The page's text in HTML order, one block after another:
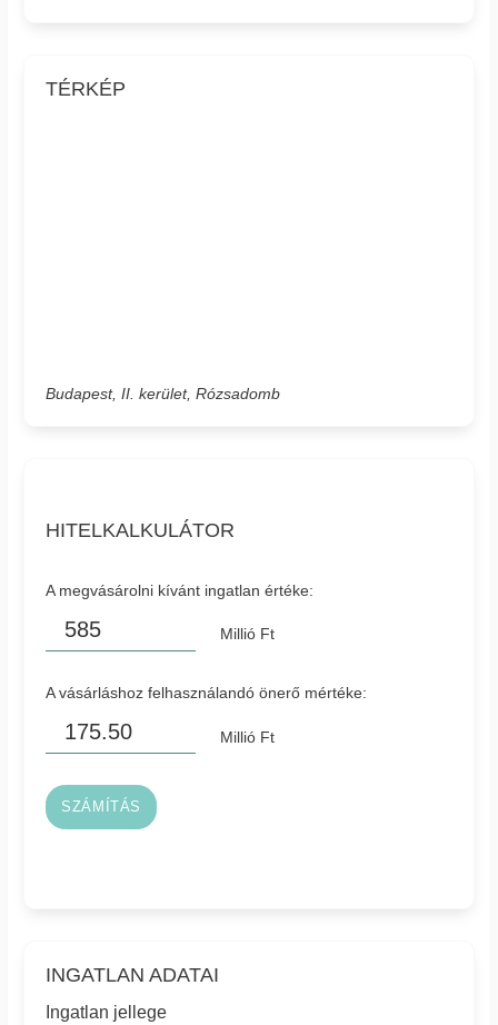
TÉRKÉP
Budapest, II. kerület, Rózsadomb
HITELKALKULÁTOR
A megvásárolni kívánt ingatlan értéke:
Millió Ft
A vásárláshoz felhasználandó önerő mértéke:
Millió Ft
SZÁMÍTÁS
INGATLAN ADATAI
Ingatlan jellege